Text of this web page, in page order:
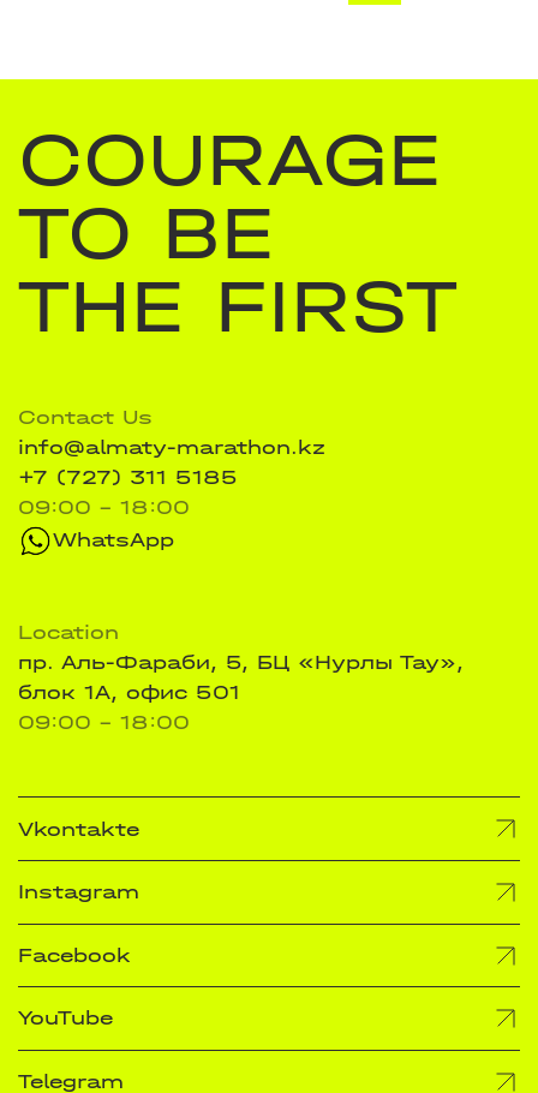
COURAGE
TO BE
THE FIRST
Contact Us
info@almaty-marathon.kz
+7 (727) 311 5185
09:00 - 18:00
WhatsApp
Location
пр. Аль-Фараби, 5, БЦ «Нурлы Тау»,
блок 1А, офис 501
09:00 - 18:00
Vkontakte
Instagram
Facebook
YouTube
Telegram